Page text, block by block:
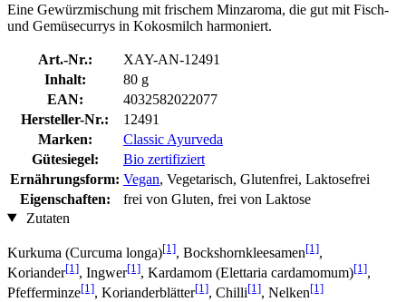
Eine Gewürzmischung mit frischem Minzaroma, die gut mit Fisch-
und Gemüsecurrys in Kokosmilch harmoniert.
Art.-Nr.:
XAY-AN-12491
Inhalt:
80 g
EAN:
4032582022077
Hersteller-Nr.:
12491
Marken:
Classic Ayurveda
Gütesiegel:
Bio zertifiziert
Ernährungsform: Vegan, Vegetarisch, Glutenfrei, Laktosefrei
Eigenschaften:
frei von Gluten, frei von Laktose
Zutaten
Kurkuma (Curcuma longa)[1], Bockshornkleesamen[1],
Koriander[1], Ingwer[1], Kardamom (Elettaria cardamomum)[1],
Pfefferminze[1], Korianderblätter[1], Chilli[1], Nelken[1]